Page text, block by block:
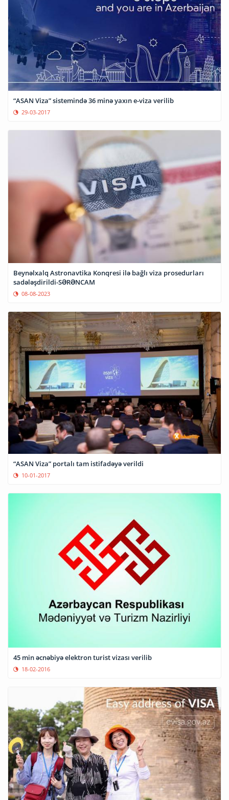
“ASAN Viza” sistemində 36 minə yaxın e-viza verilib
29-03-2017
Beynəlxalq Astronavtika Konqresi ilə bağlı viza prosedurları
sadələşdirildi-SƏRƏNCAM
08-08-2023
“ASAN Viza” portalı tam istifadəyə verildi
10-01-2017
45 min əcnəbiyə elektron turist vizası verilib
18-02-2016